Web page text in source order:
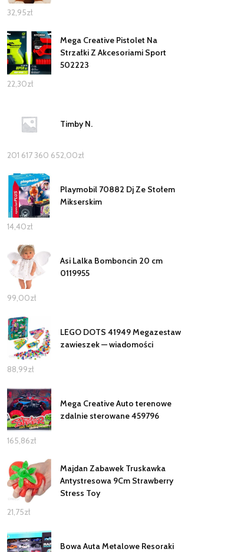
32,95zł
Mega Creative Pistolet Na
Strzałki Z Akcesoriami Sport
502223
22,30zł
Timby N.
201 617 360 652,00zł
Playmobil 70882 Dj Ze Stołem
Mikserskim
14,40zł
Asi Lalka Bomboncin 20 cm
0119955
99,00zł
LEGO DOTS 41949 Megazestaw
zawieszek — wiadomości
88,99zł
Mega Creative Auto terenowe
zdalnie sterowane 459796
165,86zł
Majdan Zabawek Truskawka
Antystresowa 9Cm Strawberry
Stress Toy
21,75zł
Bowa Auta Metalowe Resoraki